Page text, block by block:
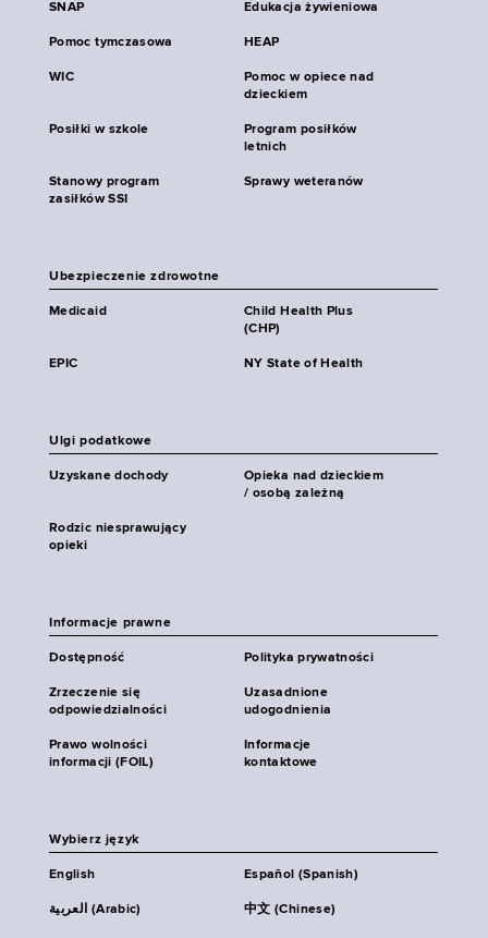
SNAP Edukacja żywieniowa
Pomoc tymczasowa HEAP
WIC
Pomoc w opiece nad
dzieckiem
Posiłki w szkole
Program posiłków
letnich
Stanowy program
zasiłków SSI
Sprawy weteranów
Ubezpieczenie zdrowotne
Medicaid
Child Health Plus
(CHP)
EPIC NY State of Health
Ulgi podatkowe
Uzyskane dochody
Opieka nad dzieckiem
/ osobą zależną
Rodzic niesprawujący
opieki
Informacje prawne
Dostępność Polityka prywatności
Zrzeczenie się
odpowiedzialności
Uzasadnione
udogodnienia
Prawo wolności
informacji (FOIL)
Informacje
kontaktowe
Wybierz język
English Español (Spanish)
العربية (Arabic) 中文 (Chinese)